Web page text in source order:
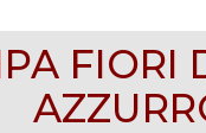
FIORI